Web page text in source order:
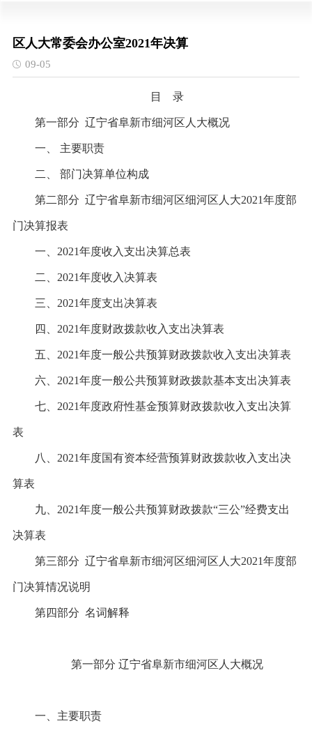
区人大常委会办公室2021年决算
09-05
目 录
第一部分 辽宁省阜新市细河区人大概况
一、 主要职责
二、 部门决算单位构成
第二部分 辽宁省阜新市细河区细河区人大2021年度部
门决算报表
一、 2021年度收入支出决算总表
二、 2021年度收入决算表
三、 2021年度支出决算表
四、 2021年度财政拨款收入支出决算表
五、 2021年度一般公共预算财政拨款收入支出决算表
六、 2021年度一般公共预算财政拨款基本支出决算表
七、 2021年度政府性基金预算财政拨款收入支出决算
表
八、 2021年度国有资本经营预算财政拨款收入支出决
算表
九、 2021年度一般公共预算财政拨款“三公”经费支出
决算表
第三部分 辽宁省阜新市细河区细河区人大2021年度部
门决算情况说明
第四部分 名词解释
第一部分 辽宁省阜新市细河区人大概况
一、主要职责